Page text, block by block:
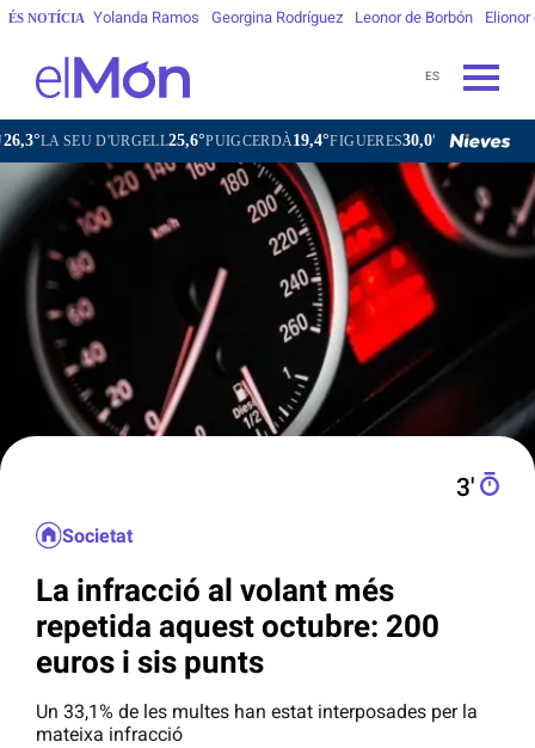
ÉS NOTÍCIA Yolanda Ramos Georgina Rodríguez Leonor de Borbón Elionor
ES
D'URGELL25,6°PUIGCERDÀ19,4°FIGUERES30,0°GANDESA25,6°
3′
Societat
La infracció al volant més
repetida aquest octubre: 200
euros i sis punts
Un 33,1% de les multes han estat interposades per la
mateixa infracció